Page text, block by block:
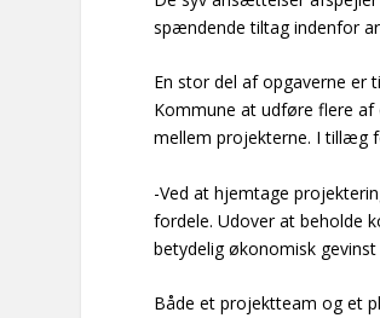
spændende tiltag indenfor
En stor del af opgaverne
Kommune at udføre flere af
mellem projekterne. I tillæg
-Ved at hjemtage
fordele. Udover at beholde
betydelig økonomisk
Både et projektteam og et